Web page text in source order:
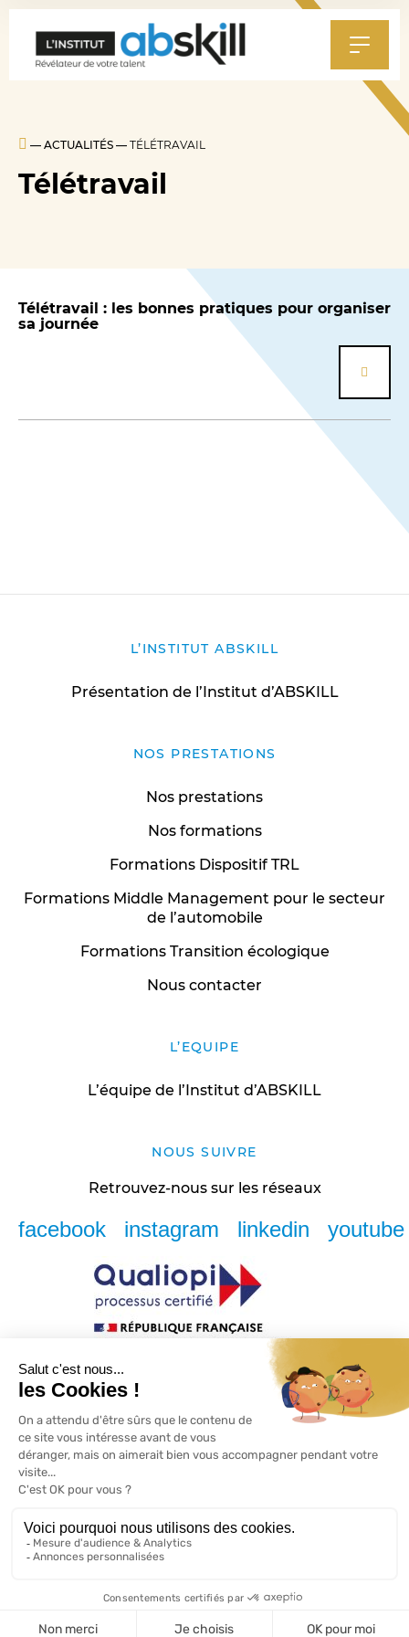
— ACTUALITÉS — TÉLÉTRAVAIL
Télétravail
Télétravail : les bonnes pratiques pour organiser
sa journée
L’INSTITUT ABSKILL
Présentation de l’Institut d’ABSKILL
NOS PRESTATIONS
Nos prestations
Nos formations
Formations Dispositif TRL
Formations Middle Management pour le secteur
de l’automobile
Formations Transition écologique
Nous contacter
L’EQUIPE
L’équipe de l’Institut d’ABSKILL
NOUS SUIVRE
Retrouvez-nous sur les réseaux
facebook instagram linkedin youtube
© Copyright 2026 - Institut ABSKILL
Conditions générales de vente